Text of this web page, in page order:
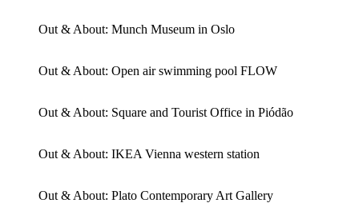
Out & About: Munch Museum in Oslo
Out & About: Open air swimming pool FLOW
Out & About: Square and Tourist Office in Piódão
Out & About: IKEA Vienna western station
Out & About: Plato Contemporary Art Gallery